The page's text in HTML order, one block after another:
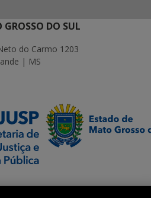
DO SUL
do Carmo 1203
| MS